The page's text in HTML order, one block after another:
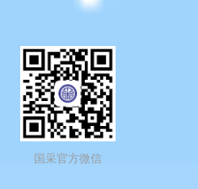
国采官方微信